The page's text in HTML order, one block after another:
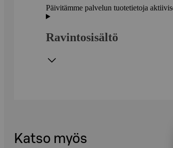
Päivitämme palvelun tuotetietoja
Ravintosisältö
Katso myös